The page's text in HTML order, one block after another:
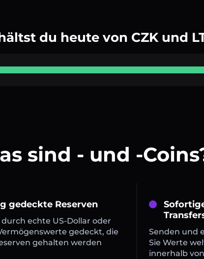
du heute von CZK und
sind - und -
gedeckte Reserven
echte US-Dollar oder
gedeckt, die
gehalten werden
Senden und
Sie Werte
innerhalb